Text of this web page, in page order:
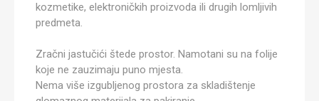
kozmetike, elektroničkih proizvoda ili drugih lomljivih
predmeta.
Zračni jastučići štede prostor. Namotani su na folije
koje ne zauzimaju puno mjesta.
Nema više izgubljenog prostora za skladištenje